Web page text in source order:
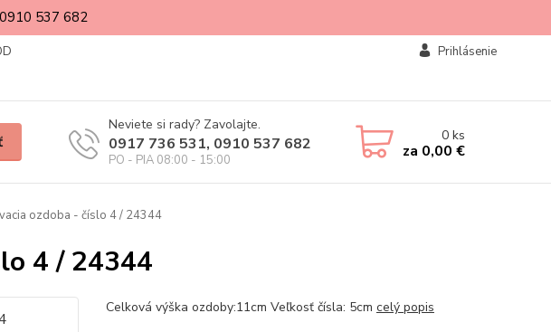
537 682
Prihlásenie
Neviete si rady? Zavolajte.
0917 736 531, 0910 537 682
PO - PIA 08:00 - 15:00
0ks
za 0,00 €
ozdoba - číslo 4 / 24344
4 / 24344
Celková výška ozdoby:11cm Veľkosť čísla: 5cm celý popis